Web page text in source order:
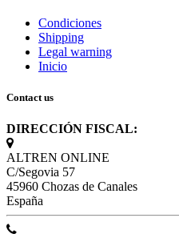
Condiciones
Shipping
Legal warning
Inicio
Contact us
DIRECCIÓN FISCAL:
ALTREN ONLINE
C/Segovia 57
45960 Chozas de Canales
España